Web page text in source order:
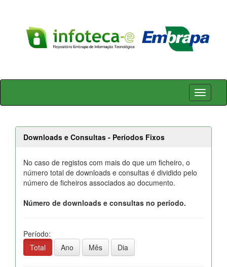
Skip
Downloads e Consultas - Períodos Fixos
No caso de registos com mais do que um ficheiro, o
número total de downloads e consultas é dividido pelo
número de ficheiros associados ao documento.
Número de downloads e consultas no período.
Período:
Total
Ano Mês Dia